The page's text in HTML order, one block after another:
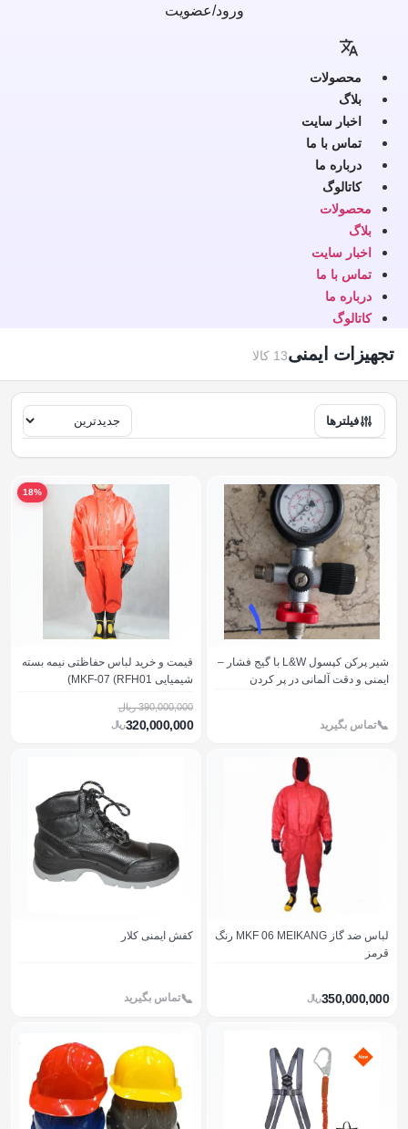
ورود/عضویت
محصولات
بلاگ
اخبار سایت
تماس با ما
درباره ما
کاتالوگ
محصولات
بلاگ
اخبار سایت
تماس با ما
درباره ما
کاتالوگ
تجهیزات ایمنی13 کالا
فیلترها
شیر پرکن کپسول L&W با گیج فشار –
ایمنی و دقت آلمانی در پر کردن
تماس بگیرید
18%
قیمت و خرید لباس حفاظتی نیمه بسته
شیمیایی MKF-07 (RFH01)
390,000,000 ريال
320,000,000ريال
لباس ضد گاز MKF 06 MEIKANG رنگ
قرمز
350,000,000ريال
کفش ایمنی کلار
تماس بگیرید